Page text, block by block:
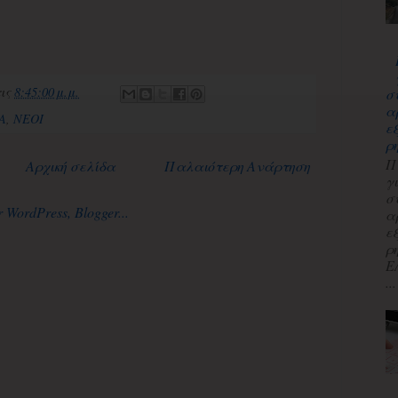
8:45:00 μ.μ.
ΝΕΟΙ
Παλαιότερη Ανάρτηση
Αρχική σελίδα